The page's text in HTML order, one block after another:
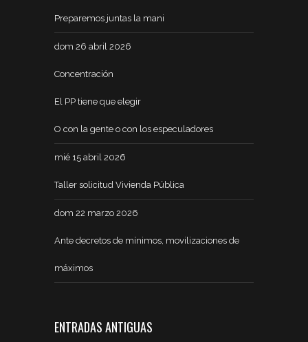
Preparemos juntas la mani
dom 26 abril 2026
Concentración
El PP tiene que elegir
O con la gente o con los especuladores
mié 15 abril 2026
Taller solicitud Vivienda Pública
dom 22 marzo 2026
Ante decretos de mínimos, movilizaciones de
máximos
ENTRADAS ANTIGUAS